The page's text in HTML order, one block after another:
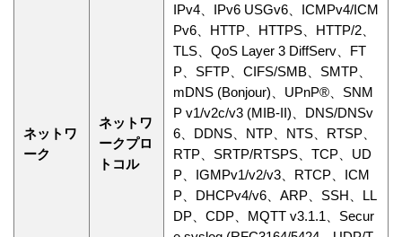
ネットワ
ーク
ネットワ
ークプロ
トコル
IPv4、IPv6 USGv6、ICMPv4/ICM
Pv6、HTTP、HTTPS、HTTP/2、
TLS、QoS Layer 3 DiffServ、FT
P、SFTP、CIFS/SMB、SMTP、
mDNS (Bonjour)、UPnP®、SNM
P v1/v2c/v3 (MIB-II)、DNS/DNSv
6、DDNS、NTP、NTS、RTSP、
RTP、SRTP/RTSPS、TCP、UD
P、IGMPv1/v2/v3、RTCP、ICM
P、DHCPv4/v6、ARP、SSH、LL
DP、CDP、MQTT v3.1.1、Secur